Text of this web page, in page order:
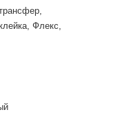
Флекс,